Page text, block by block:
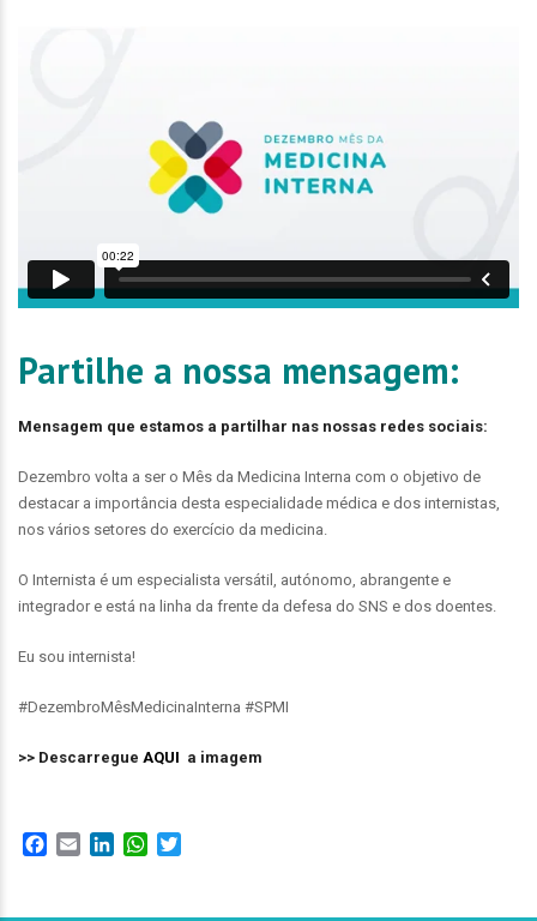
Partilhe a nossa mensagem:
Mensagem que estamos a partilhar nas nossas redes sociais:
Dezembro volta a ser o Mês da Medicina Interna com o objetivo de
destacar a importância desta especialidade médica e dos internistas,
nos vários setores do exercício da medicina.
O Internista é um especialista versátil, autónomo, abrangente e
integrador e está na linha da frente da defesa do SNS e dos doentes.
Eu sou internista!
#DezembroMêsMedicinaInterna #SPMI
>> Descarregue AQUI a imagem
Facebook
Email LinkedInWhatsApp